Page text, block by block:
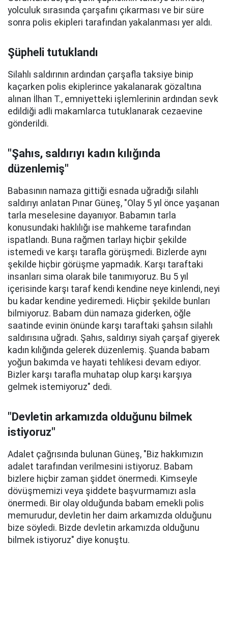
yolculuk sırasında çarşafını çıkarması ve bir süre
sonra polis ekipleri tarafından yakalanması yer aldı.
Şüpheli tutuklandı
Silahlı saldırının ardından çarşafla taksiye binip
kaçarken polis ekiplerince yakalanarak gözaltına
alınan İlhan T., emniyetteki işlemlerinin ardından sevk
edildiği adli makamlarca tutuklanarak cezaevine
gönderildi.
"Şahıs, saldırıyı kadın kılığında
düzenlemiş"
Babasının namaza gittiği esnada uğradığı silahlı
saldırıyı anlatan Pınar Güneş, "Olay 5 yıl önce yaşanan
tarla meselesine dayanıyor. Babamın tarla
konusundaki haklılığı ise mahkeme tarafından
ispatlandı. Buna rağmen tarlayı hiçbir şekilde
istemedi ve karşı tarafla görüşmedi. Bizlerde aynı
şekilde hiçbir görüşme yapmadık. Karşı taraftaki
insanları sima olarak bile tanımıyoruz. Bu 5 yıl
içerisinde karşı taraf kendi kendine neye kinlendi, neyi
bu kadar kendine yediremedi. Hiçbir şekilde bunları
bilmiyoruz. Babam dün namaza giderken, öğle
saatinde evinin önünde karşı taraftaki şahsın silahlı
saldırısına uğradı. Şahıs, saldırıyı siyah çarşaf giyerek
kadın kılığında gelerek düzenlemiş. Şuanda babam
yoğun bakımda ve hayati tehlikesi devam ediyor.
Bizler karşı tarafla muhatap olup karşı karşıya
gelmek istemiyoruz" dedi.
"Devletin arkamızda olduğunu bilmek
istiyoruz"
Adalet çağrısında bulunan Güneş, "Biz hakkımızın
adalet tarafından verilmesini istiyoruz. Babam
bizlere hiçbir zaman şiddet önermedi. Kimseyle
dövüşmemizi veya şiddete başvurmamızı asla
önermedi. Bir olay olduğunda babam emekli polis
memurudur, devletin her daim arkamızda olduğunu
bize söyledi. Bizde devletin arkamızda olduğunu
bilmek istiyoruz" diye konuştu.